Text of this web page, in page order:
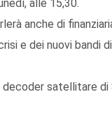
alle 15,30.
anche di
e dei nuovi bandi
decoder satellitare